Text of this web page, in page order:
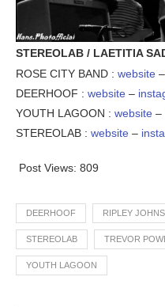
STEREOLAB / LAETITIA
ROSE CITY BAND : website –
DEERHOOF : website –
YOUTH LAGOON : website –
STEREOLAB : website –
Post Views: 809
DEERHOOF RIPLEY
STEREOLAB TREVOR
YOUTH LAGOON